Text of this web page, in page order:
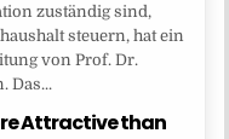
zuständig sind,
steuern, hat ein
von Prof. Dr.
Das...
Attractive than